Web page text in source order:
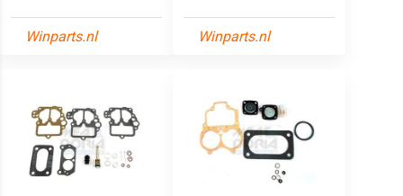
Winparts.nl Winparts.nl